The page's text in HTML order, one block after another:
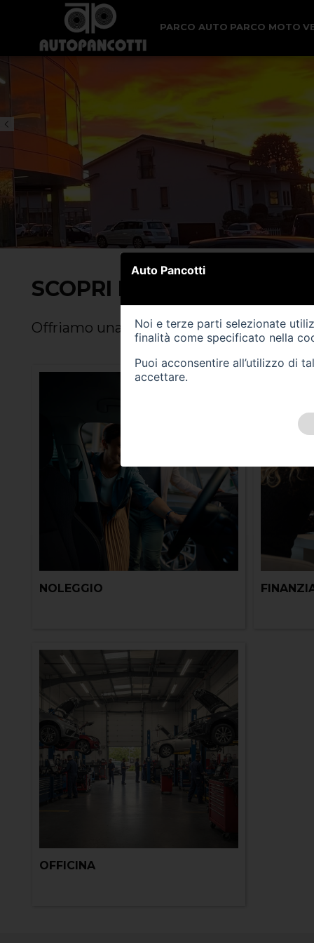
PARCO AUTO PARCO MOTO
SCOPRI I NOSTRI
Offriamo una gamma di servizi per
NOLEGGIO
OFFICINA
Auto Pancotti
Noi e terze parti selezionate
finalità come specificato nella
Puoi acconsentire all’utilizzo di
accettare.